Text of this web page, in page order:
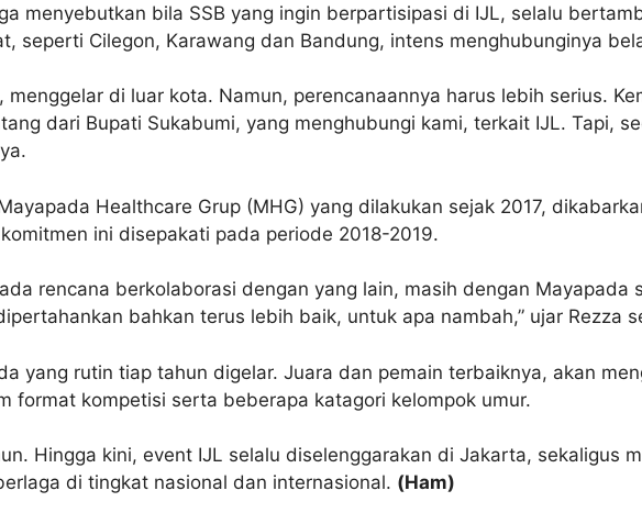
menyebutkan bila SSB yang ingin berpartisipasi di IJL, selalu
seperti Cilegon, Karawang dan Bandung, intens menghubunginya
menggelar di luar kota. Namun, perencanaannya harus lebih serius.
dari Bupati Sukabumi, yang menghubungi kami, terkait IJL. Tapi,
Healthcare Grup (MHG) yang dilakukan sejak 2017,
ini disepakati pada periode 2018-2019.
rencana berkolaborasi dengan yang lain, masih dengan Mayapada
bahkan terus lebih baik, untuk apa nambah,” ujar Rezza
yang rutin tiap tahun digelar. Juara dan pemain terbaiknya, akan
format kompetisi serta beberapa katagori kelompok umur.
Hingga kini, event IJL selalu diselenggarakan di Jakarta, sekaligus
di tingkat nasional dan internasional. (Ham)